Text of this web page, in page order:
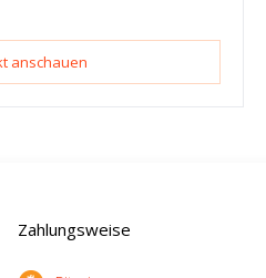
anschauen
Zahlungsweise